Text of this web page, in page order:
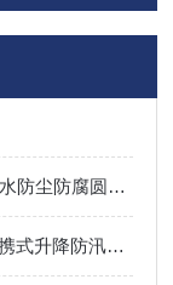
SZSW7460 LED高顶灯100W带灯罩防水防尘防腐圆形泛光灯
LED抢修抢险移动灯工作灯SW2600便携式升降防汛应急